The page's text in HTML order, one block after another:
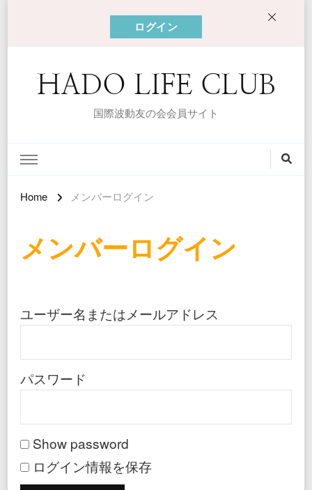
ログイン
HADO LIFE CLUB
国際波動友の会会員サイト
Home メンバーログイン
メンバーログイン
ユーザー名またはメールアドレス
パスワード
Show password
ログイン情報を保存